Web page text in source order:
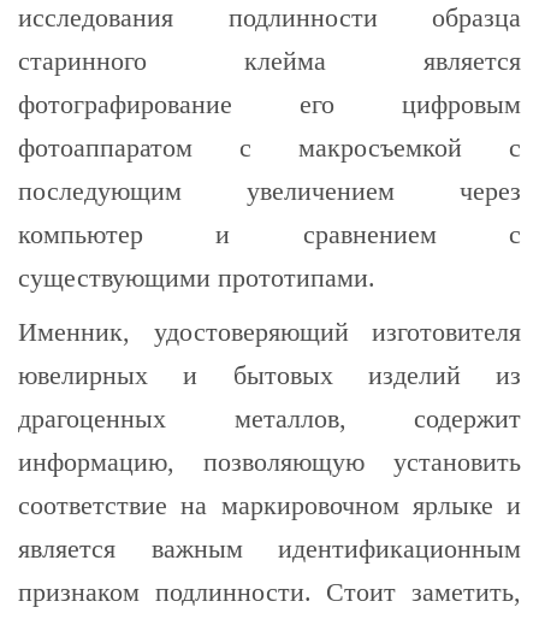
исследования подлинности образца
старинного клейма является
фотографирование его цифровым
фотоаппаратом с макросъемкой с
последующим увеличением через
компьютер и сравнением с
существующими прототипами.
Именник, удостоверяющий изготовителя
ювелирных и бытовых изделий из
драгоценных металлов, содержит
информацию, позволяющую установить
соответствие на маркировочном ярлыке и
является важным идентификационным
признаком подлинности. Стоит заметить,